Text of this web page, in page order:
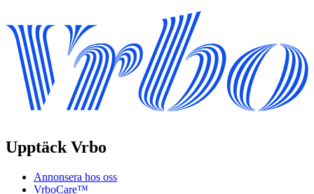
Upptäck Vrbo
Annonsera hos oss
VrboCare™